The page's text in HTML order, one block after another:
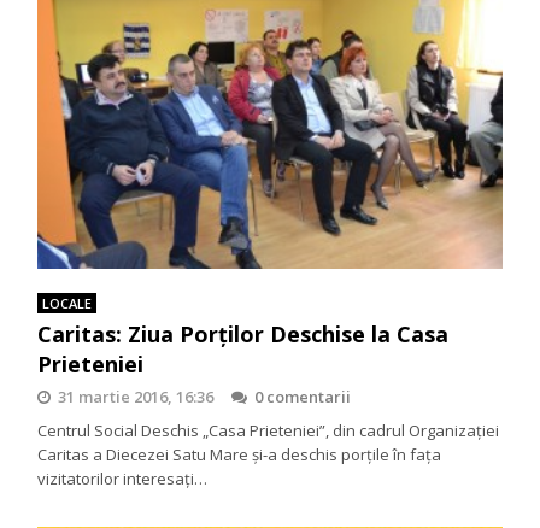
LOCALE
Caritas: Ziua Porţilor Deschise la Casa
Prieteniei
31 martie 2016, 16:36
0 comentarii
Centrul Social Deschis „Casa Prieteniei”, din cadrul Organizaţiei
Caritas a Diecezei Satu Mare şi-a deschis porţile în faţa
vizitatorilor interesaţi…